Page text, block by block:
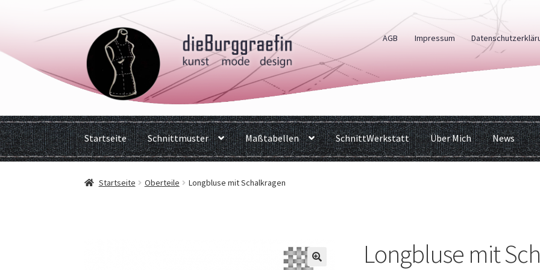
Navigation
springen
Zum
Inhalt
springen
AGB Impressum
Startseite Schnittmuster Maßtabellen SchnittWerkstatt Über Mich News
Startseite Oberteile Longbluse mit Schalkragen
Longbluse mit